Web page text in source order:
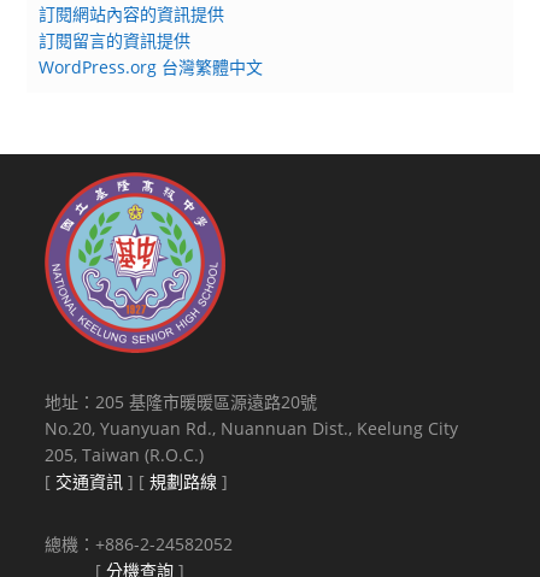
訂閱網站內容的資訊提供
訂閱留言的資訊提供
WordPress.org 台灣繁體中文
地址：205 基隆市暖暖區源遠路20號
No.20, Yuanyuan Rd., Nuannuan Dist., Keelung City
205, Taiwan (R.O.C.)
[ 交通資訊 ] [規劃路線 ]
總機：+886-2-24582052
[分機查詢 ]